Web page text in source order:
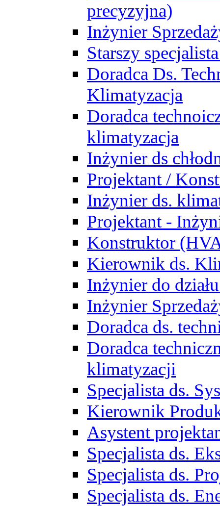
precyzyjna)
Inżynier
Starszy
Doradca Ds.
Klimatyzacja
Doradca
klimatyzacja
Inżynier ds
Projektant /
Inżynier ds.
Projektant -
Konstruktor
Kierownik ds.
Inżynier do
Inżynier
Doradca ds.
Doradca
klimatyzacji
Specjalista ds.
Kierownik
Asystent
Specjalista ds.
Specjalista ds.
Specjalista ds.